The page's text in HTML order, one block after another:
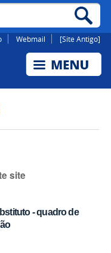
Webmail [Site Antigo]
site
- quadro de